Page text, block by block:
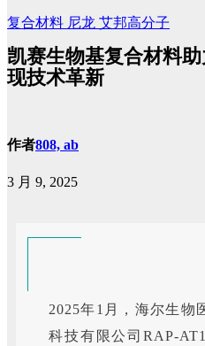
复合材料 尼龙 艾邦高分子
凯赛生物基复合材料
现技术革新
作者808, ab
3 月 9, 2025
2025年1月，海尔生物
科技有限公司RAP-